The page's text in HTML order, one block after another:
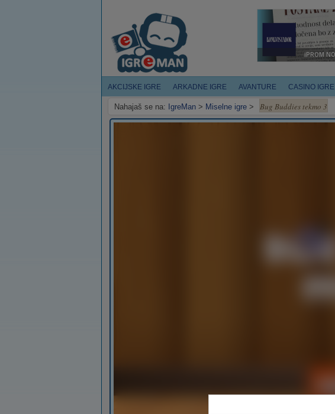
AKCIJSKE IGRE ARKADNE IGRE AVANTURE CASINO IGRE
Nahajaš se na: IgreMan > Miselne igre > Bug Buddies tekmo 3